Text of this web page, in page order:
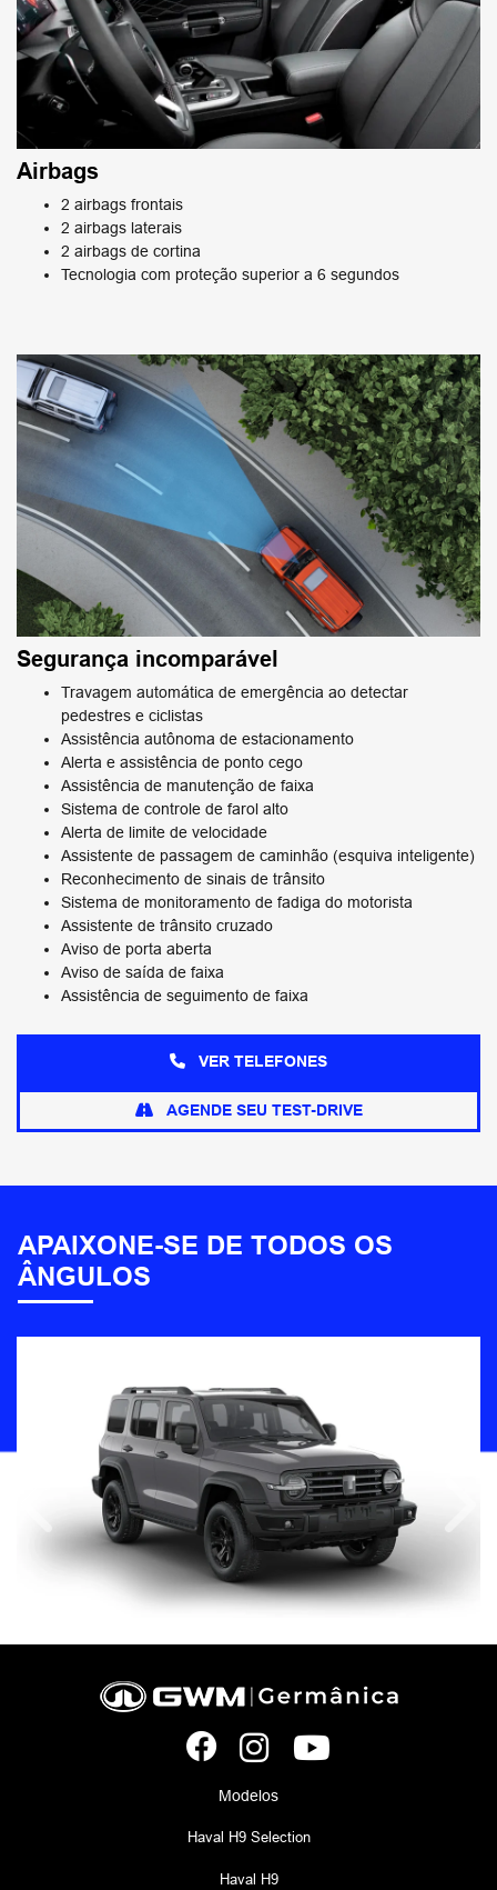
Airbags
2 airbags frontais
2 airbags laterais
2 airbags de cortina
Tecnologia com proteção superior a 6 segundos
Segurança incomparável
Travagem automática de emergência ao detectar
pedestres e ciclistas
Assistência autônoma de estacionamento
Alerta e assistência de ponto cego
Assistência de manutenção de faixa
Sistema de controle de farol alto
Alerta de limite de velocidade
Assistente de passagem de caminhão (esquiva inteligente)
Reconhecimento de sinais de trânsito
Sistema de monitoramento de fadiga do motorista
Assistente de trânsito cruzado
Aviso de porta aberta
Aviso de saída de faixa
Assistência de seguimento de faixa
VER TELEFONES
AGENDE SEU TEST-DRIVE
APAIXONE-SE DE TODOS OS
ÂNGULOS
Anterior
Modelos
Haval H9 Selection
Haval H9